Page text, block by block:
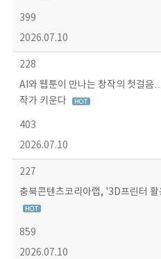
399
2026.07.10
228
AI와 웹툰이 만나는 창작의 첫걸
작가 키운다
403
2026.07.10
227
충북콘텐츠코리아랩, '3D프린터
859
2026.07.10